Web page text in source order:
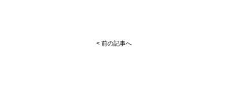
< 前の記事へ